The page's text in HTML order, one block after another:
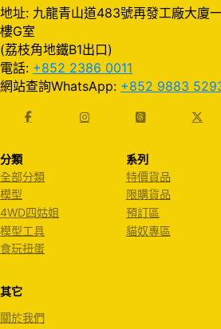
地址: 九龍青山道483號再發工廠大廈
樓G室
(荔枝角地鐵B1出口)
電話: +852 2386 0011
網站查詢WhatsApp: +852 9883
分類
全部分類
模型
4WD四姑姐
模型工具
食玩扭蛋
系列
特價貨品
限購貨品
預訂區
貓奴專區
其它
關於我們